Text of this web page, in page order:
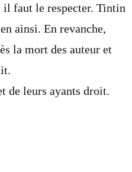
il faut le respecter. Tintin
ainsi. En revanche,
la mort des auteur et
de leurs ayants droit.